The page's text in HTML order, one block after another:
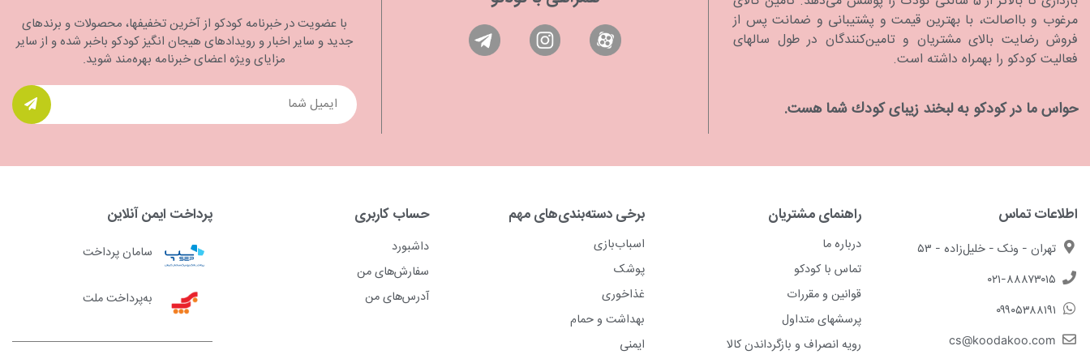
مرغوب و بااصالت، با بهترین قیمت و پشتیبانی و ضمانت پس از
فروش رضایت بالای مشتریان و تامین‌کنندگان در طول سالهای
فعالیت کودکو را بهمراه داشته است.
حواس ما در كودكو به لبخند زیبای كودك شما هست.
با عضویت در خبرنامه کودکو از آخرین تخفیفها، محصولات و برندهای
جدید و سایر اخبار و رویدادهای هیجان انگیز کودکو باخبر شده و از سایر
مزایای ویژه اعضای خبرنامه بهره‌مند شوید.
اطلاعات تماس
تهران - ونک - خلیل‌زاده - ۵۳
۰۲۱-۸۸۸۷۳۰۱۵
۰۹۹۰۵۳۸۸۱۹۱
cs@koodakoo.com
راهنمای مشتریان
درباره ما
تماس با کودکو
قوانین و مقررات
پرسشهای متداول
رویه انصراف و بازگرداندن کالا
برخی دسته‌بندی‌های مهم
اسباب‌بازی
پوشک
غذاخوری
بهداشت و حمام
ایمنی
حساب کاربری
داشبورد
سفارش‌های من
آدرس‌های من
پرداخت ایمن آنلاین
سامان پرداخت
به‌پرداخت ملت